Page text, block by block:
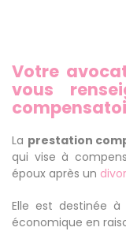
Votre
vous
La prestation
qui vise à
époux après un
Elle est destinée
économique en